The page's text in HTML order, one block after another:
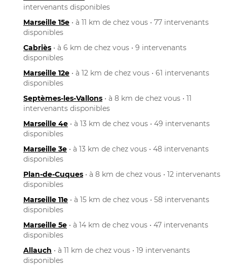
intervenants disponibles
Marseille 15e • à 11 km de chez vous • 77 intervenants
disponibles
Cabriès • à 6 km de chez vous • 9 intervenants
disponibles
Marseille 12e • à 12 km de chez vous • 61 intervenants
disponibles
Septèmes-les-Vallons • à 8 km de chez vous • 11
intervenants disponibles
Marseille 4e • à 13 km de chez vous • 49 intervenants
disponibles
Marseille 3e • à 13 km de chez vous • 48 intervenants
disponibles
Plan-de-Cuques • à 8 km de chez vous • 12 intervenants
disponibles
Marseille 11e • à 15 km de chez vous • 58 intervenants
disponibles
Marseille 5e • à 14 km de chez vous • 47 intervenants
disponibles
Allauch • à 11 km de chez vous • 19 intervenants
disponibles